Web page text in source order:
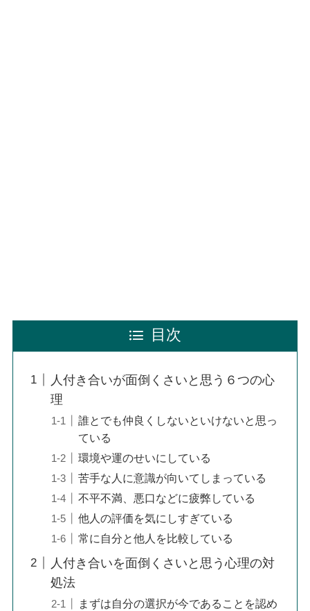
目次
人付き合いが面倒くさいと思う６つの心
理
誰とでも仲良くしないといけないと思っ
ている
環境や運のせいにしている
苦手な人に意識が向いてしまっている
不平不満、悪口などに疲弊している
他人の評価を気にしすぎている
常に自分と他人を比較している
人付き合いを面倒くさいと思う心理の対
処法
まずは自分の選択が今であることを認め